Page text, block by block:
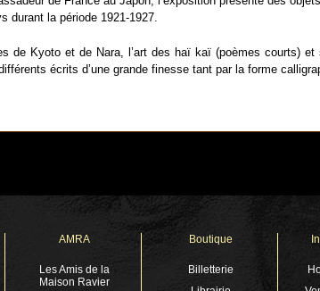
durant la période 1921-1927.
de Kyoto et de Nara, l’art des haï kaï (poèmes courts)
écrits d’une grande finesse tant par la forme
AMRA
Les Amis de la
Maison Ravier
Boutique
Billetterie